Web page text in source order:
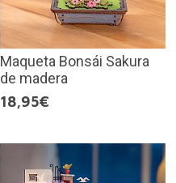
Maqueta Bonsái Sakura
de madera
18,95€